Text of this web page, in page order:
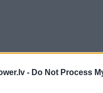
- Do Not Process